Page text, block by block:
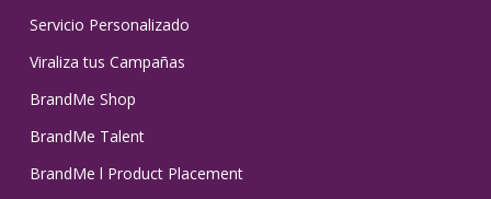
Servicio Personalizado
Viraliza tus Campañas
BrandMe Shop
BrandMe Talent
BrandMe l Product Placement